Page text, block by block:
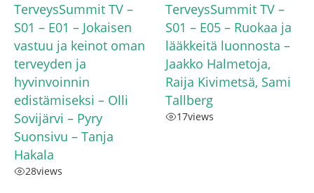
TerveysSummit TV –
S01 – E01 – Jokaisen
vastuu ja keinot oman
terveyden ja
hyvinvoinnin
edistämiseksi – Olli
Sovijärvi – Pyry
Suonsivu – Tanja
Hakala
28views
TerveysSummit TV –
S01 – E05 – Ruokaa ja
lääkkeitä luonnosta –
Jaakko Halmetoja,
Raija Kivimetsä, Sami
Tallberg
17views